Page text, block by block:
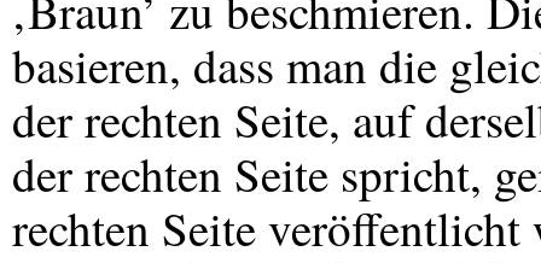
basieren, dass man die
der rechten Seite, auf
der rechten Seite spricht,
rechten Seite